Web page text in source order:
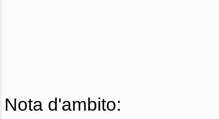
Nota d'ambito: